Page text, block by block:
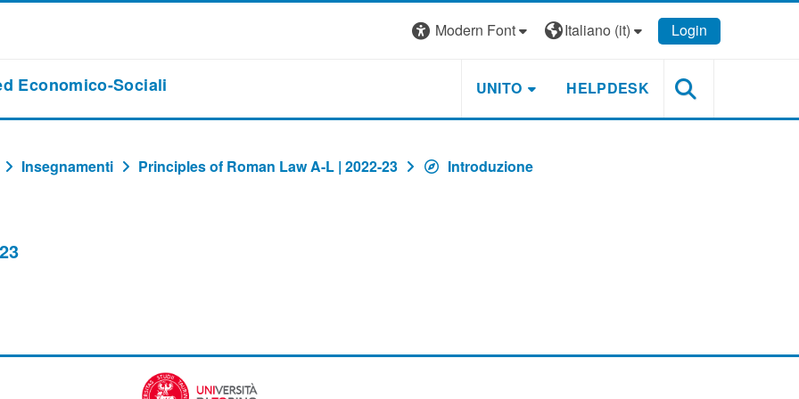
Modern Font Italiano ‎(it)‎ Login
Economico-Sociali UNITO HELPDESK
Insegnamenti Principles of Roman Law A-L | 2022-23 Introduzione